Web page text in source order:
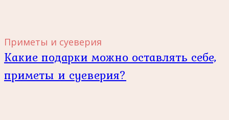
Приметы и суеверия
Какие подарки можно оставлять себе,
приметы и суеверия?